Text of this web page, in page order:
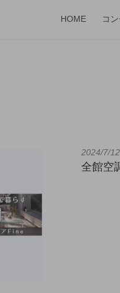
HOME コ
2024/7/12
全館空